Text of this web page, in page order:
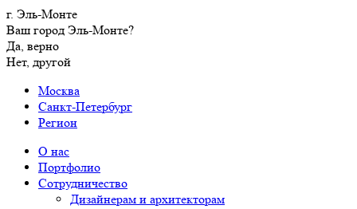
г. Эль-Монте
Ваш город Эль-Монте?
Да, верно
Нет, другой
Москва
Санкт-Петербург
Регион
О нас
Портфолио
Сотрудничество
Дизайнерам и архитекторам